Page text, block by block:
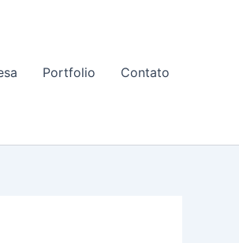
Portfolio Contato